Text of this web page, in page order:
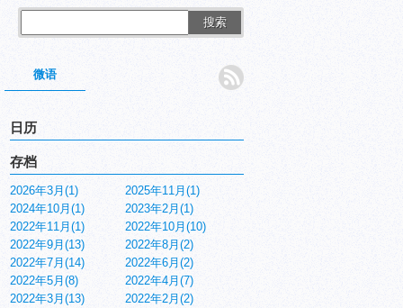
搜索
微语
日历
存档
2026年3月(1)
2025年11月(1)
2024年10月(1)
2023年2月(1)
2022年11月(1)
2022年10月(10)
2022年9月(13)
2022年8月(2)
2022年7月(14)
2022年6月(2)
2022年5月(8)
2022年4月(7)
2022年3月(13)
2022年2月(2)